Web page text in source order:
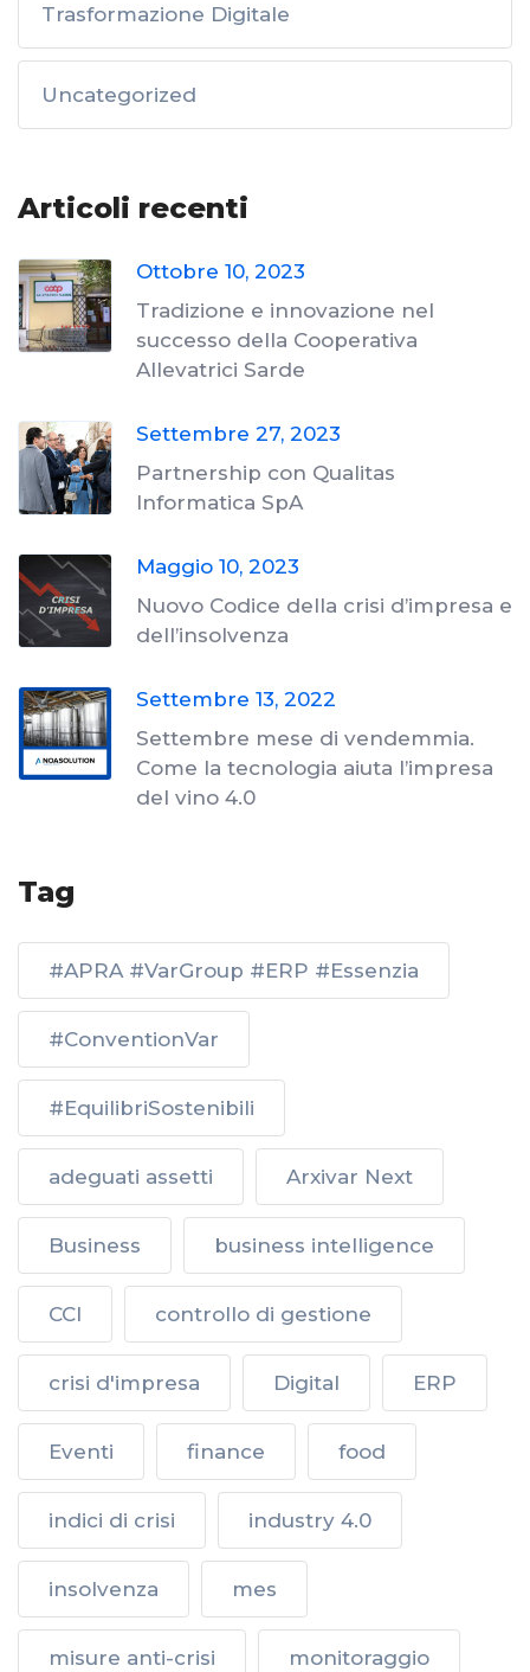
Trasformazione Digitale
Uncategorized
Articoli recenti
Ottobre 10, 2023
Tradizione e innovazione nel
successo della Cooperativa
Allevatrici Sarde
Settembre 27, 2023
Partnership con Qualitas
Informatica SpA
Maggio 10, 2023
Nuovo Codice della crisi d’impresa e
dell’insolvenza
Settembre 13, 2022
Settembre mese di vendemmia.
Come la tecnologia aiuta l’impresa
del vino 4.0
Tag
#APRA #VarGroup #ERP #Essenzia
#ConventionVar
#EquilibriSostenibili
adeguati assetti Arxivar Next
Business business intelligence
CCI controllo di gestione
crisi d'impresa Digital ERP
Eventi finance food
indici di crisi industry 4.0
insolvenza mes
misure anti-crisi monitoraggio